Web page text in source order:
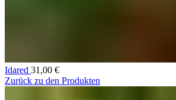
Idared 31,00 €
Zurück zu den Produkten